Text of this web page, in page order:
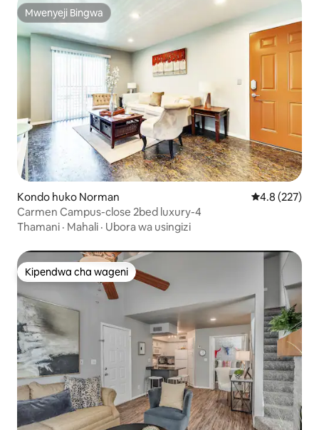
Mwenyeji Bingwa
Mwenyeji Bingwa
Kondo huko Norman Ukadiriaji wa
4.8 (227)
Carmen Campus-close 2bed luxury-4
Thamani · Mahali · Ubora wa usingizi
Kipendwa cha wageni
Kipendwa cha wageni